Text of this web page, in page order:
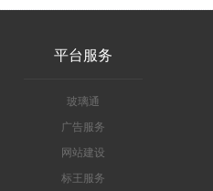
平台服务
玻璃通
广告服务
网站建设
标王服务